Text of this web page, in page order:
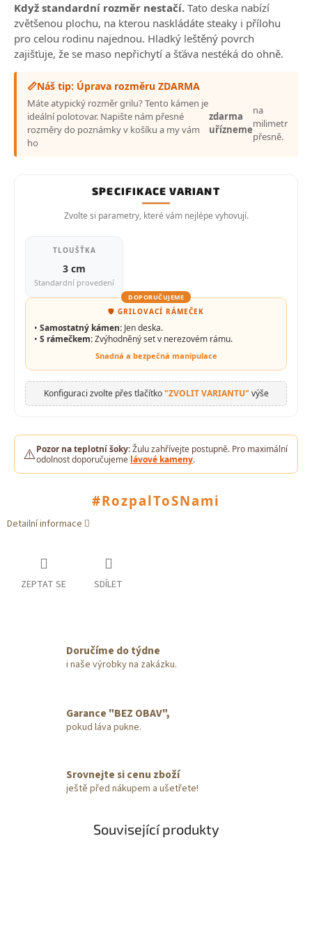
Když standardní rozměr nestačí. Tato deska nabízí
zvětšenou plochu, na kterou naskládáte steaky i přílohu
pro celou rodinu najednou. Hladký leštěný povrch
zajišťuje, že se maso nepřichytí a šťáva nestéká do ohně.
📏Náš tip: Úprava rozměru ZDARMA
Máte atypický rozměr grilu? Tento kámen je
ideální polotovar. Napište nám přesné
rozměry do poznámky v košíku a my vám
ho
zdarma
uřízneme
na
milimetr
přesně.
SPECIFIKACE VARIANT
Zvolte si parametry, které vám nejlépe vyhovují.
TLOUŠŤKA
3 cm
Standardní provedení
DOPORUČUJEME
🛡️ GRILOVACÍ RÁMEČEK
• Samostatný kámen: Jen deska.
• S rámečkem:Zvýhodněný set v nerezovém rámu.
Snadná a bezpečná manipulace
Konfiguraci zvolte přes tlačítko"ZVOLIT VARIANTU" výše
⚠️Pozor na teplotní šoky:Žulu zahřívejte postupně. Pro maximální
odolnost doporučujeme lávové kameny.
#RozpalToSNami
Detailní informace
ZEPTAT SE SDÍLET
Doručíme do týdne
i naše výrobky na zakázku.
Garance "BEZ OBAV",
pokud láva pukne.
Srovnejte si cenu zboží
ještě před nákupem a ušetřete!
Související produkty